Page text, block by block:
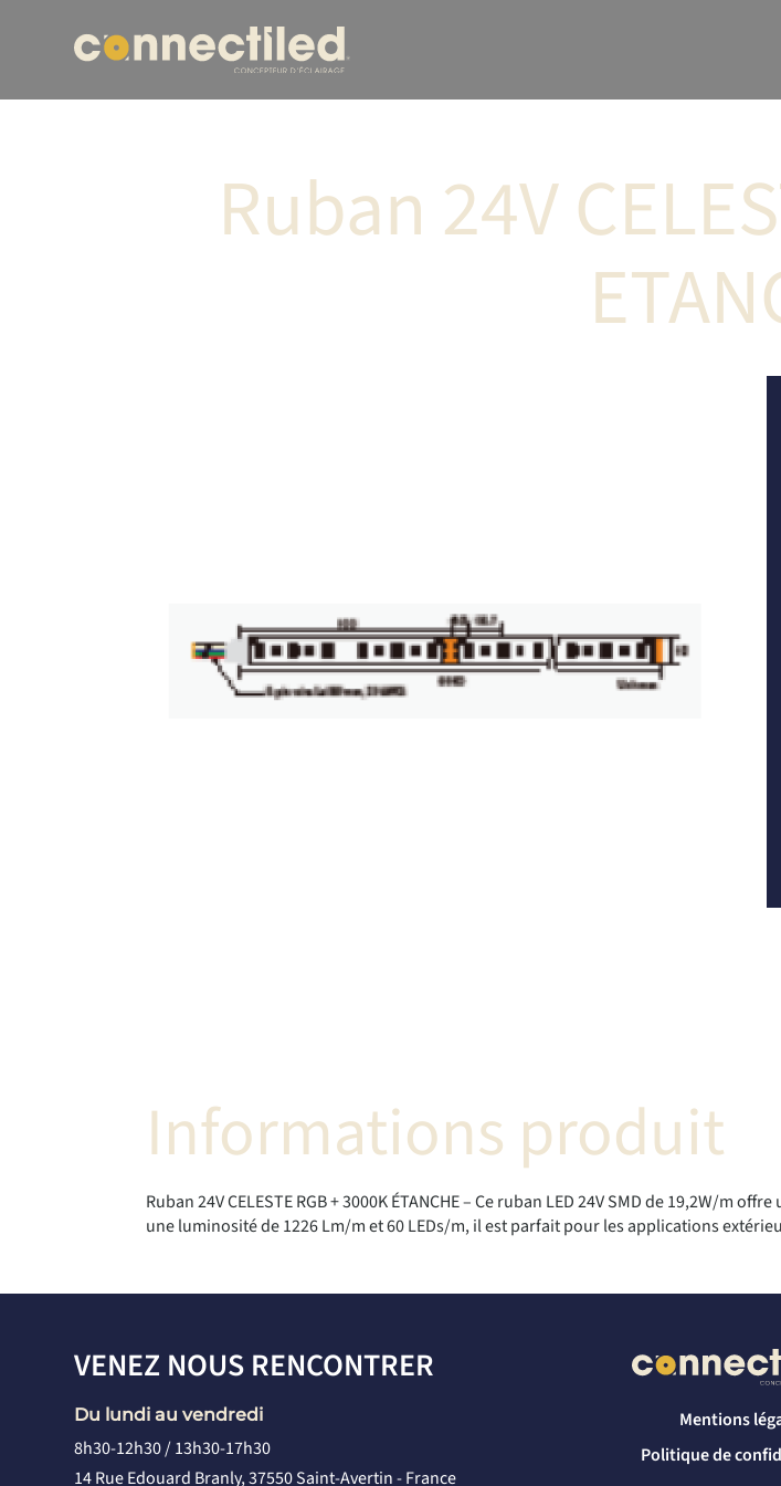
Ruban 24V
Informations produit
Ruban 24V CELESTE RGB + 3000K ÉTANCHE – Ce ruban LED 24V SMD de 19,2W/m
une luminosité de 1226 Lm/m et 60 LEDs/m, il est parfait pour les applications
VENEZ NOUS RENCONTRER
Du lundi au vendredi
8h30-12h30 / 13h30-17h30
14 Rue Edouard Branly, 37550 Saint-Avertin - France
Mentions
Politique de